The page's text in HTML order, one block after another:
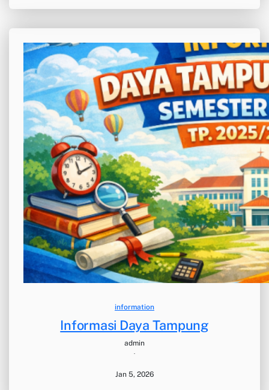
information
Informasi Daya Tampung
admin
·
Jan 5, 2026